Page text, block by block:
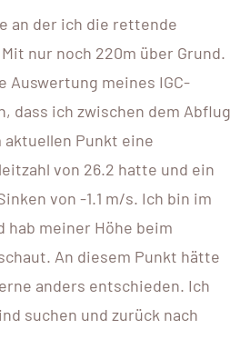
an der ich die rettende
nur noch 220m über Grund.
Auswertung meines IGC-
dass ich zwischen dem Abflug
aktuellen Punkt eine
von 26.2 hatte und ein
von -1.1 m/s. Ich bin im
hab meiner Höhe beim
An diesem Punkt hätte
anders entschieden. Ich
suchen und zurück nach